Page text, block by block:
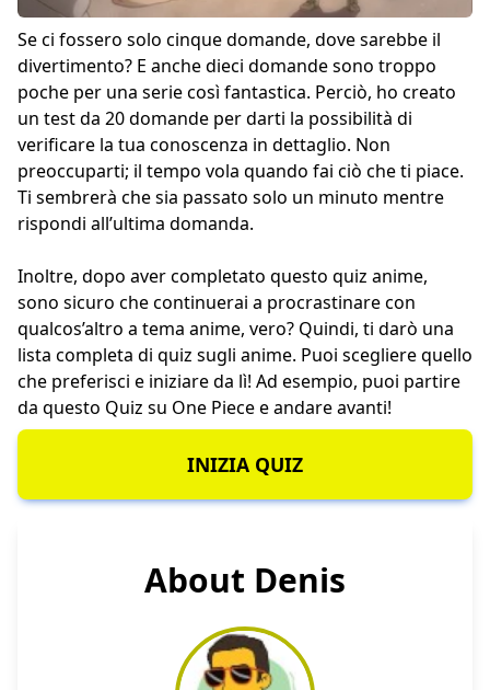
Se ci fossero solo cinque domande, dove sarebbe il
divertimento? E anche dieci domande sono troppo
poche per una serie così fantastica. Perciò, ho creato
un test da 20 domande per darti la possibilità di
verificare la tua conoscenza in dettaglio. Non
preoccuparti; il tempo vola quando fai ciò che ti piace.
Ti sembrerà che sia passato solo un minuto mentre
rispondi all’ultima domanda.
Inoltre, dopo aver completato questo quiz anime,
sono sicuro che continuerai a procrastinare con
qualcos’altro a tema anime, vero? Quindi, ti darò una
lista completa di quiz sugli anime. Puoi scegliere quello
che preferisci e iniziare da lì! Ad esempio, puoi partire
da questo Quiz su One Piecee andare avanti!
INIZIA QUIZ
About Denis